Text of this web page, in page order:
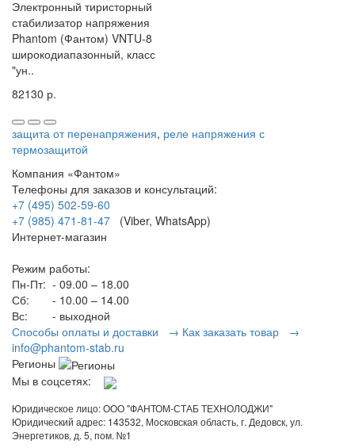
Электронный тиристорный
стабилизатор напряжения
Phantom (Фантом) VNTU-8
широкодиапазонный, класс
"ун..
82130 р.
защита от перенапряжения, реле напряжения с
термозащитой
Компания «Фантом»
Телефоны для заказов и консультаций:
+7 (495) 502-59-60
+7 (985) 471-81-47 (Viber, WhatsApp)
Интернет-магазин
Режим работы:
Пн-Пт: - 09.00 – 18.00
Сб:
- 10.00 – 14.00
Вс:
- выходной
Способы оплаты и доставки → Как заказать товар →
info@phantom-stab.ru
Регионы
Мы в соцсетях:
Юридическое лицо: ООО "ФАНТОМ-СТАБ ТЕХНОЛОДЖИ"
Юридический адрес: 143532, Московская область, г. Дедовск, ул.
Энергетиков, д. 5, пом. №1